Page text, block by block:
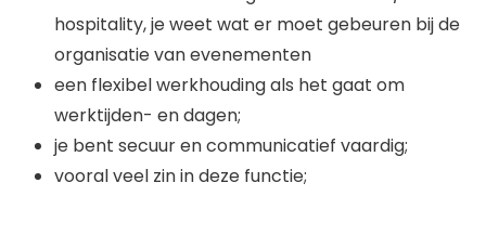
hospitality, je weet wat er moet gebeuren bij de
organisatie van evenementen
een flexibel werkhouding als het gaat om
werktijden- en dagen;
je bent secuur en communicatief vaardig;
vooral veel zin in deze functie;